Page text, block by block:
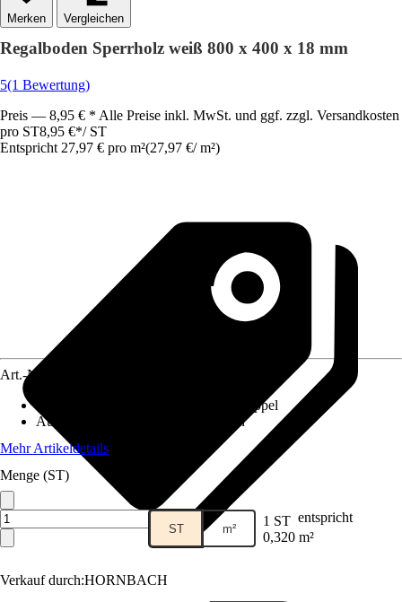
Vergleichen
Regalboden Sperrholz weiß 800 x 400 x 18 mm
5(1 Bewertung)
Preis — 8,95 € * Alle Preise inkl. MwSt. und ggf. zzgl. Versandkosten
pro ST8,95 €*/ ST
Entspricht 27,97 € pro m²(27,97 €/ m²)
Verkauf durch:HORNBACH
Art.-Nr.
Eukalyptus, Pappel
Ausführung
Regalbrett, Regalboden
Mehr Artikeldetails
Menge (ST)
ST m² 1 ST entspricht
0,320 m²